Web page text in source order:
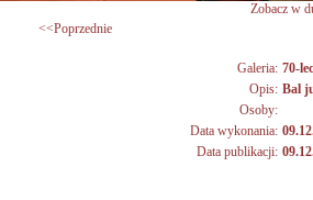
Zobacz w
<<Poprzednie
Galeria: 70-
Opis: Bal
Osoby:
Data wykonania:
Data publikacji: